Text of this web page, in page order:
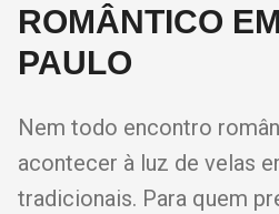
ROMÂNTICO
PAULO
Nem todo encontro
acontecer à luz de velas
tradicionais. Para quem